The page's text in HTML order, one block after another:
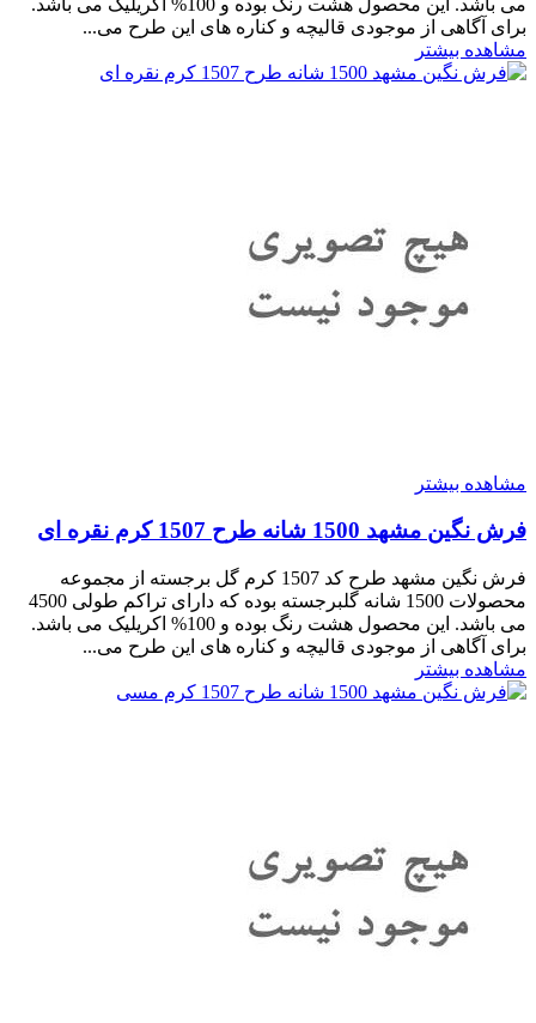
می باشد. این محصول هشت رنگ بوده و 100% اکریلیک می باشد.
برای آگاهی از موجودی قالیچه و کناره های این طرح می...
مشاهده بیشتر
مشاهده بیشتر
فرش نگین مشهد 1500 شانه طرح 1507 کرم نقره ای
فرش نگین مشهد طرح کد 1507 کرم گل برجسته از مجموعه
محصولات 1500 شانه گلبرجسته بوده که دارای تراکم طولی 4500
می باشد. این محصول هشت رنگ بوده و 100% اکریلیک می باشد.
برای آگاهی از موجودی قالیچه و کناره های این طرح می...
مشاهده بیشتر